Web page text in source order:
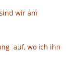
wir am
auf, wo ich ihn